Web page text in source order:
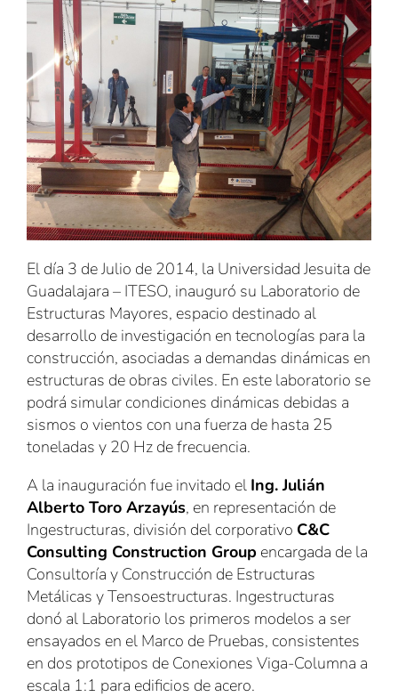
El día 3 de Julio de 2014, la Universidad Jesuita de
Guadalajara – ITESO, inauguró su Laboratorio de
Estructuras Mayores, espacio destinado al
desarrollo de investigación en tecnologías para la
construcción, asociadas a demandas dinámicas en
estructuras de obras civiles. En este laboratorio se
podrá simular condiciones dinámicas debidas a
sismos o vientos con una fuerza de hasta 25
toneladas y 20 Hz de frecuencia.
A la inauguración fue invitado el Ing. Julián
Alberto Toro Arzayús, en representación de
Ingestructuras, división del corporativo C&C
Consulting Construction Group encargada de la
Consultoría y Construcción de Estructuras
Metálicas y Tensoestructuras. Ingestructuras
donó al Laboratorio los primeros modelos a ser
ensayados en el Marco de Pruebas, consistentes
en dos prototipos de Conexiones Viga-Columna a
escala 1:1 para edificios de acero.